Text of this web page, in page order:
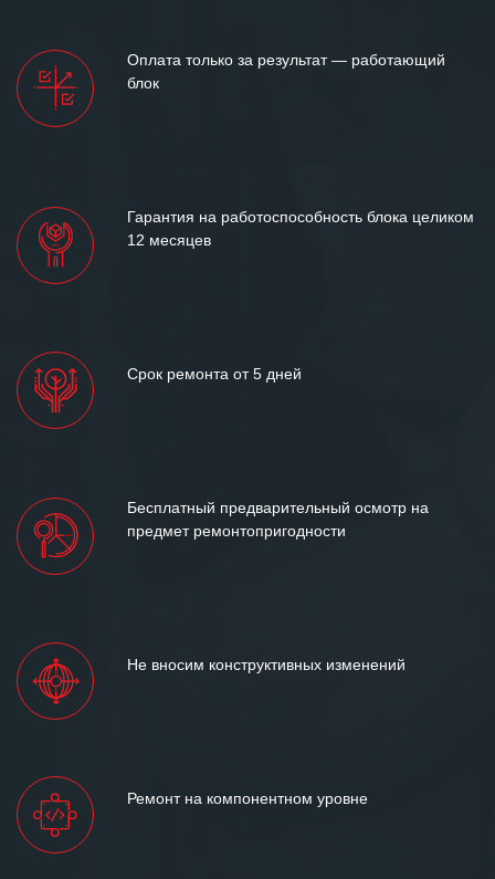
Оплата только за результат — работающий
блок
Гарантия на работоспособность блока целиком
12 месяцев
Срок ремонта от 5 дней
Бесплатный предварительный осмотр на
предмет ремонтопригодности
Не вносим конструктивных изменений
Ремонт на компонентном уровне